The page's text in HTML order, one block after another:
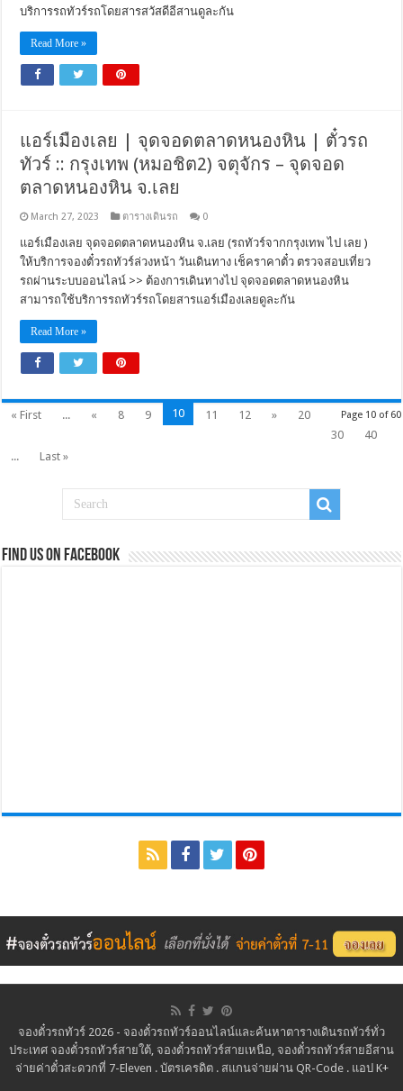
บริการรถทัวร์รถโดยสารสวัสดีอีสานดูละกัน
Read More »
แอร์เมืองเลย | จุดจอดตลาดหนองหิน | ตั๋วรถ
ทัวร์ :: กรุงเทพ (หมอชิต2) จตุจักร – จุดจอด
ตลาดหนองหิน จ.เลย
March 27, 2023 ตารางเดินรถ 0
แอร์เมืองเลย จุดจอดตลาดหนองหิน จ.เลย (รถทัวร์จากกรุงเทพ ไป เลย )
ให้บริการจองตั๋วรถทัวร์ล่วงหน้า วันเดินทาง เช็คราคาตั๋ว ตรวจสอบเที่ยว
รถผ่านระบบออนไลน์ >> ต้องการเดินทางไป จุดจอดตลาดหนองหิน
สามารถใช้บริการรถทัวร์รถโดยสารแอร์เมืองเลยดูละกัน
Read More »
Page 10 of 60
« First ... « 8 9 10 11 12 »
20
30
40
...
Last »
Find us on Facebook
จองตั๋วรถทัวร์ 2026 - จองตั๋วรถทัวร์ออนไลน์และค้นหาตารางเดินรถทัวร์ทั่ว
ประเทศ จองตั๋วรถทัวร์สายใต้, จองตั๋วรถทัวร์สายเหนือ, จองตั๋วรถทัวร์สายอีสาน
จ่ายค่าตั๋วสะดวกที่ 7-Eleven . บัตรเครดิต . สแกนจ่ายผ่าน QR-Code . แอป K+